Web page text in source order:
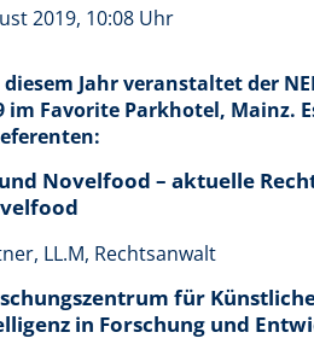
2019, 10:08 Uhr
Jahr veranstaltet der
im Favorite Parkhotel, Mainz.
Novelfood – aktuelle
LL.M, Rechtsanwalt
für
in Forschung und